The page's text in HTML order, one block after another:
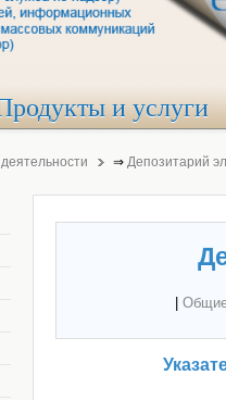
и услуги
⇒ Депозитарий